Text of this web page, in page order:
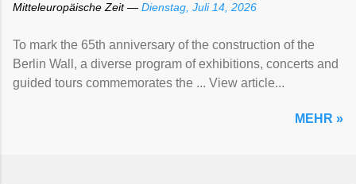
Mitteleuropäische Zeit — Dienstag, Juli 14, 2026
To mark the 65th anniversary of the construction of the
Berlin Wall, a diverse program of exhibitions, concerts and
guided tours commemorates the ... View article...
MEHR »